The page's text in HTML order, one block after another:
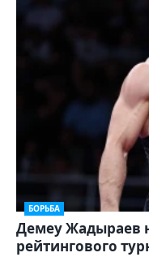
БОРЬБА
Демеу Жадыраев
рейтингового